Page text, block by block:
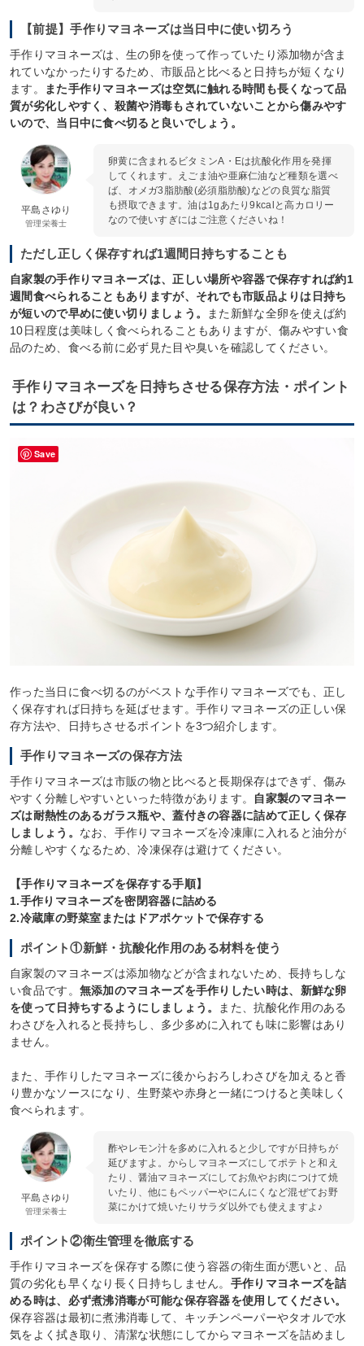
【前提】手作りマヨネーズは当日中に使い切ろう
手作りマヨネーズは、生の卵を使って作っていたり添加物が含ま
れていなかったりするため、市販品と比べると日持ちが短くなり
ます。
また手作りマヨネーズは空気に触れる時間も長くなって品
質が劣化しやすく、殺菌や消毒もされていないことから傷みやす
いので、当日中に食べ切ると良いでしょう。
平島さゆり
管理栄養士
卵黄に含まれるビタミンA・Eは抗酸化作用を発揮
してくれます。えごま油や亜麻仁油など種類を選べ
ば、オメガ3脂肪酸(必須脂肪酸)などの良質な脂質
も摂取できます。油は1gあたり9kcalと高カロリー
なので使いすぎにはご注意くださいね！
ただし正しく保存すれば1週間日持ちすることも
自家製の手作りマヨネーズは、正しい場所や容器で保存すれば約1
週間食べられることもありますが、それでも市販品よりは日持ち
が短いので早めに使い切りましょう。
また新鮮な全卵を使えば約
10日程度は美味しく食べられることもありますが、傷みやすい食
品のため、食べる前に必ず見た目や臭いを確認してください。
手作りマヨネーズを日持ちさせる保存方法・ポイント
は？わさびが良い？
作った当日に食べ切るのがベストな手作りマヨネーズでも、正し
く保存すれば日持ちを延ばせます。手作りマヨネーズの正しい保
存方法や、日持ちさせるポイントを3つ紹介します。
手作りマヨネーズの保存方法
手作りマヨネーズは市販の物と比べると長期保存はできず、傷み
やすく分離しやすいといった特徴があります。
自家製のマヨネー
ズは耐熱性のあるガラス瓶や、蓋付きの容器に詰めて正しく保存
しましょう。 なお、手作りマヨネーズを冷凍庫に入れると油分が
分離しやすくなるため、冷凍保存は避けてください。
【手作りマヨネーズを保存する手順】
1.手作りマヨネーズを密閉容器に詰める
2.冷蔵庫の野菜室またはドアポケットで保存する
ポイント①新鮮・抗酸化作用のある材料を使う
自家製のマヨネーズは添加物などが含まれないため、長持ちしな
い食品です。 無添加のマヨネーズを手作りしたい時は、新鮮な卵
を使って日持ちするようにしましょう。 また、抗酸化作用のある
わさびを入れると長持ちし、多少多めに入れても味に影響はあり
ません。
また、手作りしたマヨネーズに後からおろしわさびを加えると香
り豊かなソースになり、生野菜や赤身と一緒につけると美味しく
食べられます。
平島さゆり
管理栄養士
酢やレモン汁を多めに入れると少しですが日持ちが
延びますよ。からしマヨネーズにしてポテトと和え
たり、醤油マヨネーズにしてお魚やお肉につけて焼
いたり、他にもペッパーやにんにくなど混ぜてお野
菜にかけて焼いたりサラダ以外でも使えますよ♪
ポイント②衛生管理を徹底する
手作りマヨネーズを保存する際に使う容器の衛生面が悪いと、品
質の劣化も早くなり長く日持ちしません。 手作りマヨネーズを詰
める時は、必ず煮沸消毒が可能な保存容器を使用してください。
保存容器は最初に煮沸消毒して、キッチンペーパーやタオルで水
気をよく拭き取り、清潔な状態にしてからマヨネーズを詰めまし
Save